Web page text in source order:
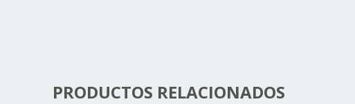
PRODUCTOS RELACIONADOS